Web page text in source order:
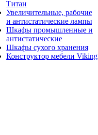
Титан
Увеличительные, рабочие
и антистатические лампы
Шкафы промышленные и
антистатические
Шкафы сухого хранения
Конструктор мебели Viking